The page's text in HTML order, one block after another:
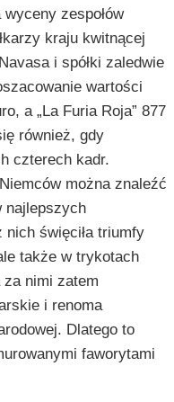
zespołów
kraju kwitnącej
i spółki zaledwie
wartości
a „La Furia Roja” 877
również, gdy
czterech kadr.
można znaleźć
najlepszych
święciła triumfy
także w trykotach
nimi zatem
i renoma
Dlatego to
faworytami